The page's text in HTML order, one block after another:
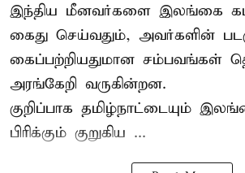
இந்திய மீனவர்களை இலங்கை
கைது செய்வதும், அவர்களின்
கைப்பற்றியதுமான சம்பவங்கள்
அரங்கேறி வருகின்றன.
குறிப்பாக தமிழ்நாட்டையும்
பிரிக்கும் குறுகிய ...